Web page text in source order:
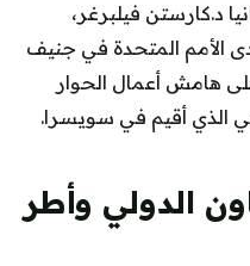
د.كارستن فيلبرغر،
الأمم المتحدة في جنيف
هامش أعمال الحوار
الذي أقيم في سويسرا.
الدولي وأطر